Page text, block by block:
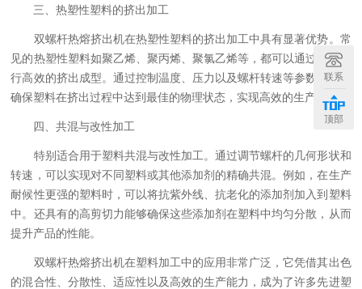
三、热塑性塑料的挤出加工
双螺杆热熔挤出机在热塑性塑料的挤出加工中具有显著优势。常
见的热塑性塑料如聚乙烯、聚丙烯、聚氯乙烯等，都可以通过使用进
行高效的挤出成型。通过控制温度、压力以及螺杆转速等参数，可以
确保塑料在挤出过程中达到最佳的物理状态，实现高效的生产过程。
四、共混与改性加工
特别适合用于塑料共混与改性加工。通过调节螺杆的几何形状和
转速，可以实现对不同塑料或其他添加剂的精确共混。例如，在生产
耐候性更强的塑料时，可以将抗紫外线、抗老化的添加剂加入到塑料
中。还具有的高剪切力能够确保这些添加剂在塑料中均匀分散，从而
提升产品的性能。
双螺杆热熔挤出机在塑料加工中的应用非常广泛，它凭借其出色
的混合性、分散性、适应性以及高效的生产能力，成为了许多先进塑
联系
顶部